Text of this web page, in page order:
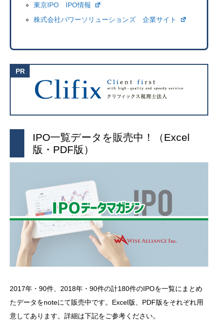
東京IPO IPO情報
株式会社パワーソリューションズ 企業サイト
IPO一覧データを販売中！（Excel
版・PDF版）
2017年・90件、2018年・90件の計180件のIPOを一覧にまとめ
たデータをnoteにて販売中です。Excel版、PDF版をそれぞれ用
意してあります。詳細は下記をご参考ください。